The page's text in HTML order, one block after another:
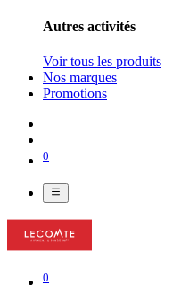
Autres activités
Voir tous les produits
Nos marques
Promotions
0
0